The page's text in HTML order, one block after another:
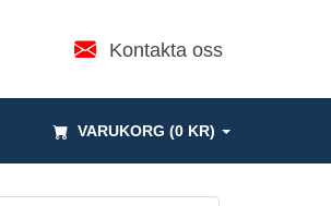
Kontakta oss
VARUKORG (0 KR)